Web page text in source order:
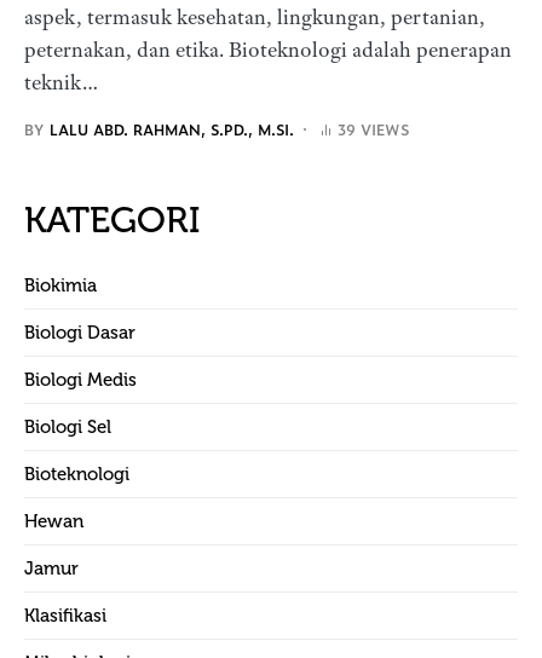
aspek, termasuk kesehatan, lingkungan, pertanian,
peternakan, dan etika. Bioteknologi adalah penerapan
teknik…
BY LALU ABD. RAHMAN, S.PD., M.SI. 39 VIEWS
KATEGORI
Biokimia
Biologi Dasar
Biologi Medis
Biologi Sel
Bioteknologi
Hewan
Jamur
Klasifikasi